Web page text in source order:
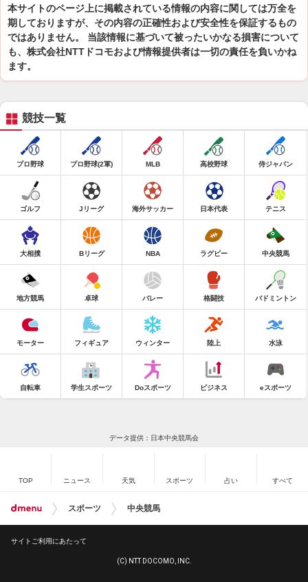
本サイトのページ上に掲載されている情報の内容に関しては万全を
期しておりますが、その内容の正確性および安全性を保証するもの
ではありません。 当該情報に基づいて被ったいかなる損害について
も、株式会社NTTドコモおよび情報提供者は一切の責任を負いかね
ます。
競技一覧
プロ野球 プロ野球(2軍) MLB 高校野球 侍ジャパン
ゴルフ Jリーグ 海外サッカー 日本代表 テニス
大相撲 Bリーグ NBA ラグビー 中央競馬
地方競馬 卓球 バレー 格闘技 バドミントン
モーター フィギュア ウィンター 陸上 水泳
自転車 学生スポーツ Doスポーツ ビジネス eスポーツ
データ提供：日本中央競馬会
TOP ニュース 天気 スポーツ 占い すべて
スポーツ 中央競馬
サイトご利用にあたって
(C) NTT DOCOMO, INC.